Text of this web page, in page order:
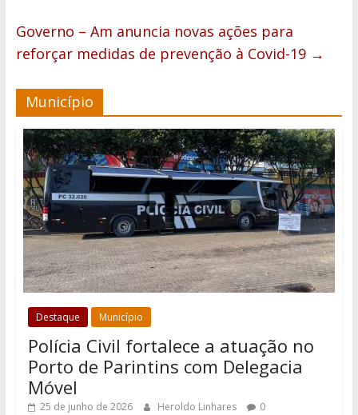
Governo – Am anuncia novas ações para
reforçar medidas de prevenção à Covid-19 →
Município
Destaque Município
Polícia Civil fortalece a atuação no
Porto de Parintins com Delegacia
Móvel
25 de junho de 2026 Heroldo Linhares 0